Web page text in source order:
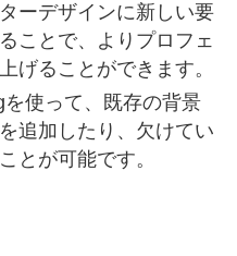
ーデザインに新しい要
ことで、よりプロフェ
げることができます。
を使って、既存の背景
追加したり、欠けてい
とが可能です。